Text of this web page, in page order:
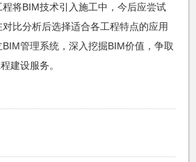
将BIM技术引入施工中，今后应尝试
比分析后选择适合各工程特点的应用
管理系统，深入挖掘BIM价值，争取
建设服务。